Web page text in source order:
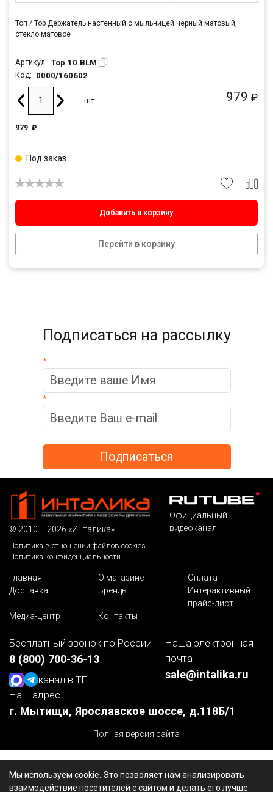
Топ / Top Держатель настенный с мыльницей черный матовый,
стекло матовое
Артикул: Top.10.BLM
Код: 0000/160602
979 ₽
шт
979 ₽
Добавить в корзину
Перейти в корзину
Под заказ
Подписаться на рассылку
*
*
Мы используем cookie. Это позволяет нам анализировать
взаимодействие посетителей с сайтом и делать его лучше.
© 2010 – 2026 «Инталика»
Политика в отношении файлов cookies
Политика конфиденциальности
Официальный
видеоканал
Главная О магазине
Оплата
Доставка
Бренды
Интерактивный
прайс-лист
Медиа-центр
Контакты
Бесплатный звонок по России
8 (800) 700-36-13
канал в ТГ
Наша электронная
почта
sale@intalika.ru
Наш адрес
г. Мытищи, Ярославское шоссе, д.118Б/1
Полная версия сайта